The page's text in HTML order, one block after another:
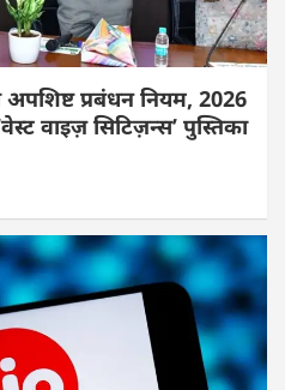
प्रबंधन नियम, 2026
वाइज़ सिटिज़न्स’ पुस्तिका